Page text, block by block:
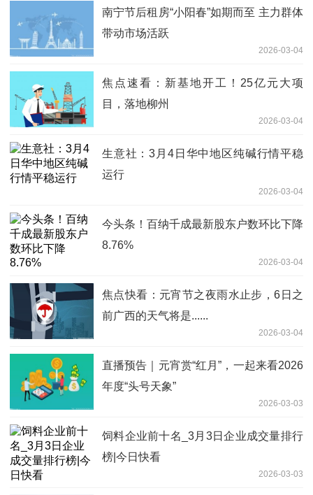
南宁节后租房“小阳春”如期而至 主力群体
带动市场活跃
2026-03-04
焦点速看：新基地开工！25亿元大项
目，落地柳州
2026-03-04
生意社：3月4日华中地区纯碱行情平稳
运行
2026-03-04
今头条！百纳千成最新股东户数环比下降
8.76%
2026-03-04
焦点快看：元宵节之夜雨水止步，6日之
前广西的天气将是......
2026-03-04
直播预告｜元宵赏“红月”，一起来看2026
年度“头号天象”
2026-03-03
饲料企业前十名_3月3日企业成交量排行
榜|今日快看
2026-03-03